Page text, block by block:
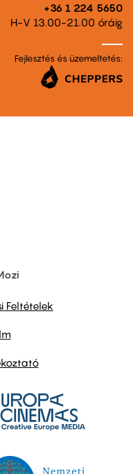
+36 1 224 5650
H-V 13.00-21.00 óráig
Fejlesztés és üzemeltetés:
Feltételek